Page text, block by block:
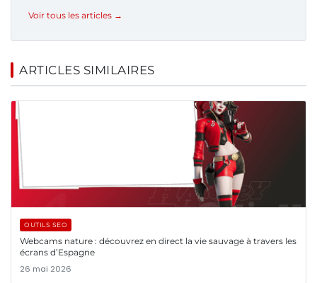
Voir tous les articles →
ARTICLES SIMILAIRES
OUTILS SEO
Webcams nature : découvrez en direct la vie sauvage à travers les
écrans d’Espagne
26 mai 2026